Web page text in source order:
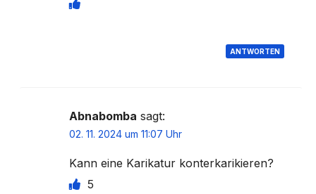
ANTWORTEN
Abnabomba sagt:
02. 11. 2024 um 11:07 Uhr
Kann eine Karikatur konterkarikieren?
5